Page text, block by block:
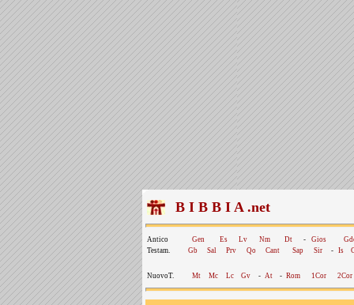
B I B B I A .net
Antico Gen Es Lv Nm Dt - Gios
Testam.
Gb Sal Prv Qo Cant Sap Sir - Is
NuovoT. Mt Mc Lc Gv - At - Rom 1Cor 2Cor